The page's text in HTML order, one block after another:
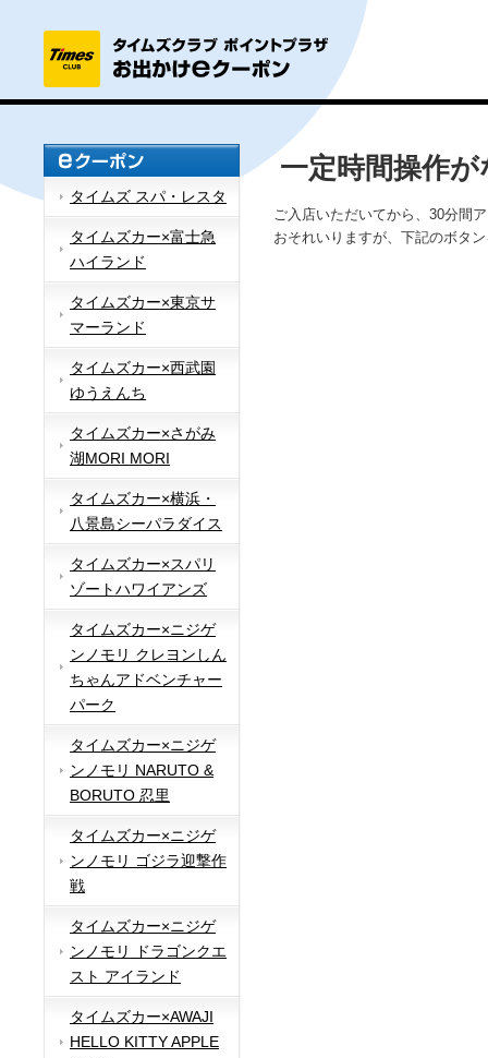
タイムズ スパ・レスタ
タイムズカー×富士急
ハイランド
タイムズカー×東京サ
マーランド
タイムズカー×西武園
ゆうえんち
タイムズカー×さがみ
湖MORI MORI
タイムズカー×横浜・
八景島シーパラダイス
タイムズカー×スパリ
ゾートハワイアンズ
タイムズカー×ニジゲ
ンノモリ クレヨンしん
ちゃんアドベンチャー
パーク
タイムズカー×ニジゲ
ンノモリ NARUTO &
BORUTO 忍里
タイムズカー×ニジゲ
ンノモリ ゴジラ迎撃作
戦
タイムズカー×ニジゲ
ンノモリ ドラゴンクエ
スト アイランド
タイムズカー×AWAJI
HELLO KITTY APPLE
一定時間操作
ご入店いただいてから、30分間
おそれいりますが、下記のボタ